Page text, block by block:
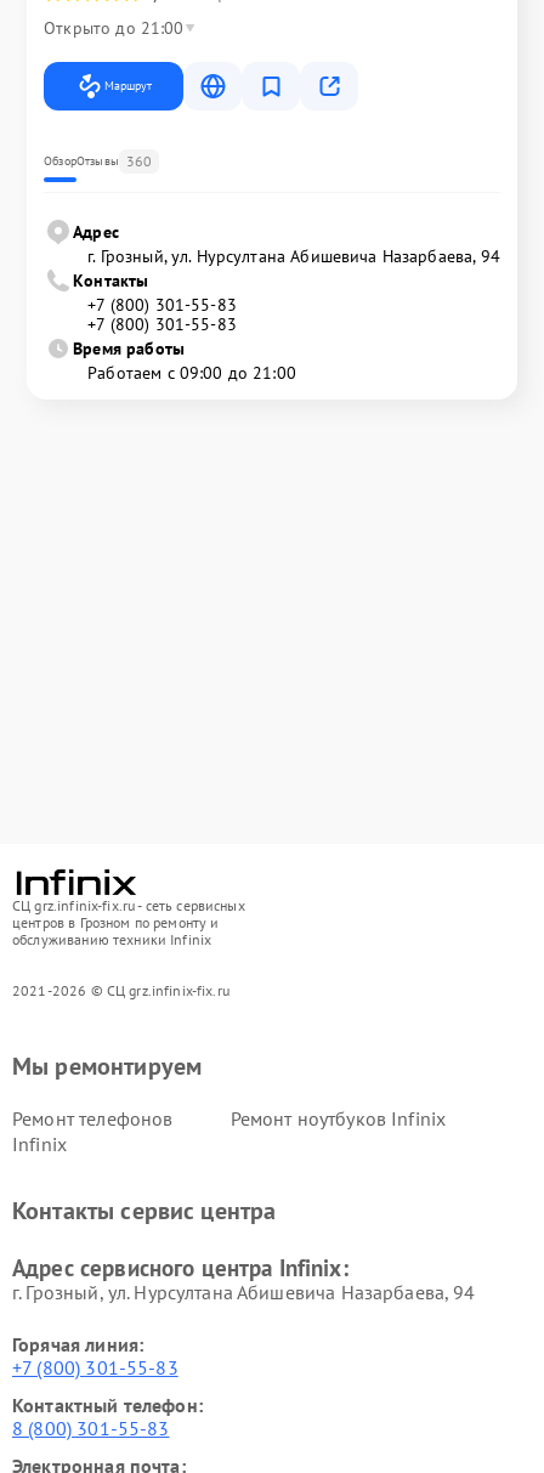
Открыто до 21:00
Маршрут
ОбзорОтзывы 360
Адрес
г. Грозный, ул. Нурсултана Абишевича Назарбаева, 94
Контакты
+7 (800) 301-55-83
+7 (800) 301-55-83
Время работы
Работаем с 09:00 до 21:00
СЦ grz.infinix-fix.ru - сеть сервисных
центров в Грозном по ремонту и
обслуживанию техники Infinix
2021-2026 © СЦ grz.infinix-fix.ru
Мы ремонтируем
Ремонт телефонов
Infinix
Ремонт ноутбуков Infinix
Контакты сервис центра
Адрес сервисного центра Infinix:
г. Грозный, ул. Нурсултана Абишевича Назарбаева, 94
Горячая линия:
+7 (800) 301-55-83
Контактный телефон:
8 (800) 301-55-83
Электронная почта: